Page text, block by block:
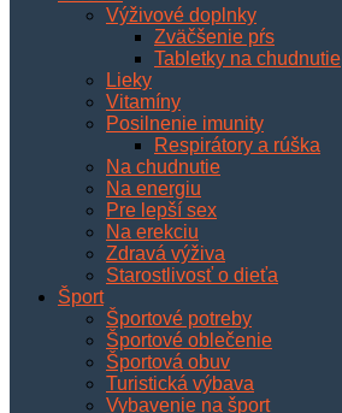
Výživové doplnky
Zväčšenie pŕs
Tabletky na chudnutie
Lieky
Vitamíny
Posilnenie imunity
Respirátory a rúška
Na chudnutie
Na energiu
Pre lepší sex
Na erekciu
Zdravá výživa
Starostlivosť o dieťa
Šport
Športové potreby
Športové oblečenie
Športová obuv
Turistická výbava
Vybavenie na šport